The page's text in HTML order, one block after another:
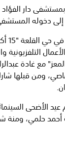
دار الفؤاد
إلى دخوله
التلفزيونية
مع غادة
ومن قبلها
الأضحى
حلمي، ومنة